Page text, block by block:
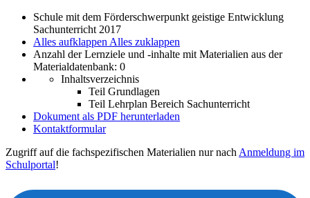
Schule mit dem Förderschwerpunkt geistige Entwicklung
Sachunterricht 2017
Alles aufklappen Alles zuklappen
Anzahl der Lernziele und -inhalte mit Materialien aus der
Materialdatenbank: 0
Inhaltsverzeichnis
Teil Grundlagen
Teil Lehrplan Bereich Sachunterricht
Dokument als PDF herunterladen
Kontaktformular
Zugriff auf die fachspezifischen Materialien nur nach Anmeldung im
Schulportal!